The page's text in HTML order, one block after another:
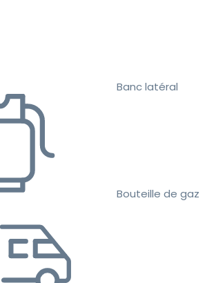
Banc latéral
Bouteille de gaz